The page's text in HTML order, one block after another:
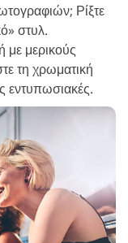
Ρίξτε
στυλ.
με μερικούς
τη χρωματική
εντυπωσιακές.